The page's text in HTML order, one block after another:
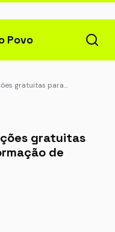
Povo
gratuitas para…
gratuitas
de